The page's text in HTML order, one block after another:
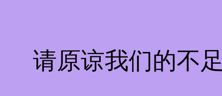
请原谅我们的不